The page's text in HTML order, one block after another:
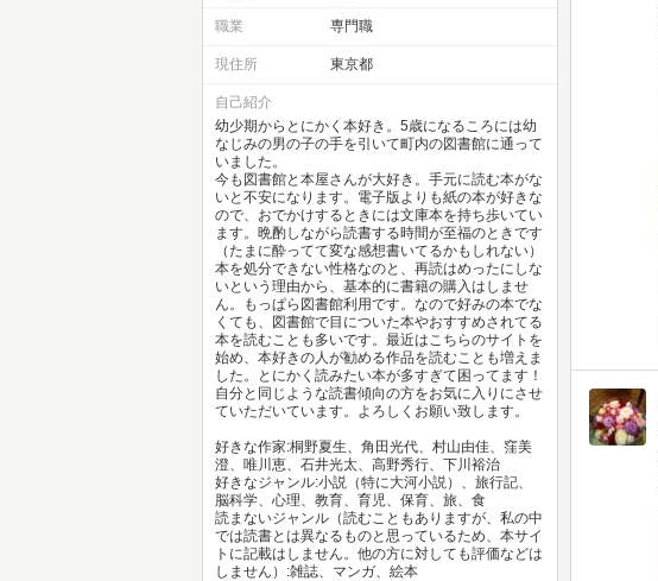
職業 専門職
現住所 東京都
自己紹介
幼少期からとにかく本好き。5歳になるころには幼
なじみの男の子の手を引いて町内の図書館に通って
いました。
今も図書館と本屋さんが大好き。手元に読む本がな
いと不安になります。電子版よりも紙の本が好きな
ので、おでかけするときには文庫本を持ち歩いてい
ます。晩酌しながら読書する時間が至福のときです
（たまに酔ってて変な感想書いてるかもしれない）
本を処分できない性格なのと、再読はめったにしな
いという理由から、基本的に書籍の購入はしませ
ん。もっぱら図書館利用です。なので好みの本でな
くても、図書館で目についた本やおすすめされてる
本を読むことも多いです。最近はこちらのサイトを
始め、本好きの人が勧める作品を読むことも増えま
した。とにかく読みたい本が多すぎて困ってます！
自分と同じような読書傾向の方をお気に入りにさせ
ていただいています。よろしくお願い致します。
好きな作家:桐野夏生、角田光代、村山由佳、窪美
澄、唯川恵、石井光太、高野秀行、下川裕治
好きなジャンル:小説（特に大河小説）、旅行記、
脳科学、心理、教育、育児、保育、旅、食
読まないジャンル（読むこともありますが、私の中
では読書とは異なるものと思っているため、本サイ
トに記載はしません。他の方に対しても評価などは
しません）:雑誌、マンガ、絵本